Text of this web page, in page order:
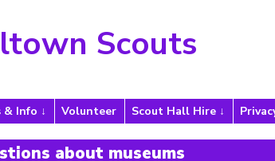
Scouts
& Info Volunteer Scout Hall Hire
about museums